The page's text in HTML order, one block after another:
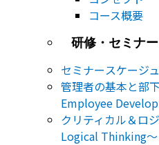
コース概要
研修・セミナー
セミナー​スケージ
管理者の基本と部
Employee
クリティカル＆ロ
Logical Thinking～